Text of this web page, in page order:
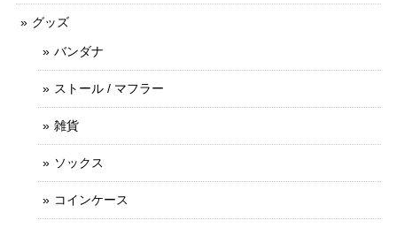
グッズ
バンダナ
ストール / マフラー
雑貨
ソックス
コインケース